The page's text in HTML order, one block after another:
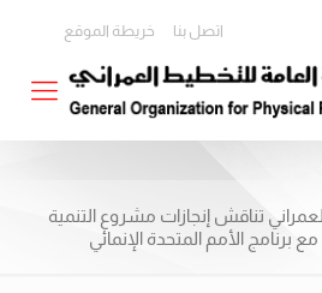
اتصل بنا خريطة الموقع
تناقش إنجازات مشروع التنمية